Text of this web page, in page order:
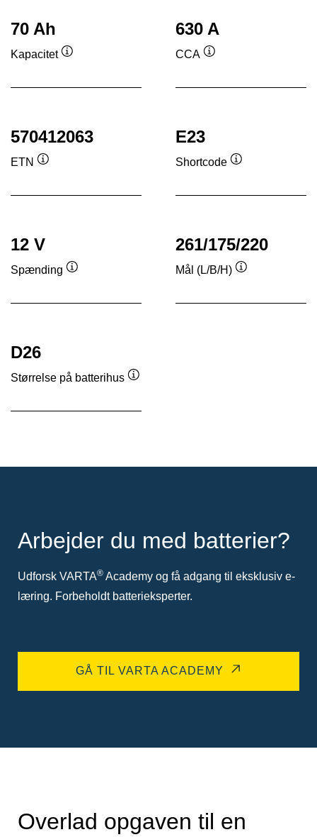
70 Ah
Kapacitet
630 A
CCA
570412063
ETN
E23
Shortcode
12 V
Spænding
261/175/220
Mål (L/B/H)
D26
Størrelse på batterihus
Arbejder du med batterier?
Udforsk VARTA® Academy og få adgang til eksklusiv e-
læring. Forbeholdt batterieksperter.
GÅ TIL VARTA ACADEMY
Overlad opgaven til en